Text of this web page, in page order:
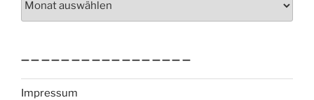
—————————————————
Impressum